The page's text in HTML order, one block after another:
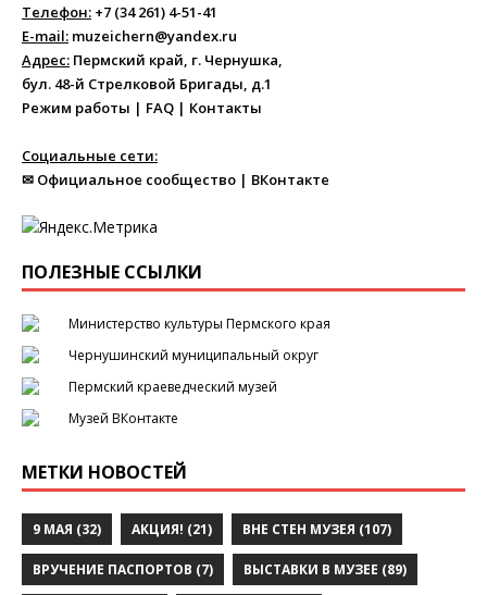
Телефон: +7 (34 261) 4-51-41
E-mail: muzeichern@yandex.ru
Адрес: Пермский край, г. Чернушка,
бул. 48-й Стрелковой Бригады, д.1
Режим работы | FAQ | Контакты
Социальные сети:
✉ Официальное сообщество | ВКонтакте
ПОЛЕЗНЫЕ ССЫЛКИ
Министерство культуры Пермского края
Чернушинский муниципальный округ
Пермский краеведческий музей
Музей ВКонтакте
МЕТКИ НОВОСТЕЙ
9 МАЯ (32) АКЦИЯ! (21) ВНЕ СТЕН МУЗЕЯ (107)
ВРУЧЕНИЕ ПАСПОРТОВ (7) ВЫСТАВКИ В МУЗЕЕ (89)